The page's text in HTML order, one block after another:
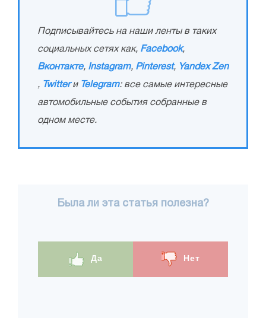
Подписывайтесь на наши ленты в таких
социальных сетях как, Facebook,
Вконтакте, Instagram, Pinterest, Yandex Zen
, Twitterи Telegram: все самые интересные
автомобильные события собранные в
одном месте.
Была ли эта статья полезна?
Да Нет